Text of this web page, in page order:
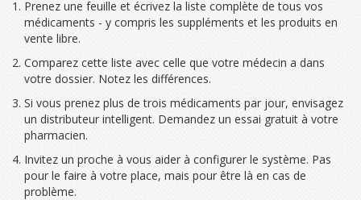
Prenez une feuille et écrivez la liste complète de tous vos
médicaments - y compris les suppléments et les produits en
vente libre.
Comparez cette liste avec celle que votre médecin a dans
votre dossier. Notez les différences.
Si vous prenez plus de trois médicaments par jour, envisagez
un distributeur intelligent. Demandez un essai gratuit à votre
pharmacien.
Invitez un proche à vous aider à configurer le système. Pas
pour le faire à votre place, mais pour être là en cas de
problème.